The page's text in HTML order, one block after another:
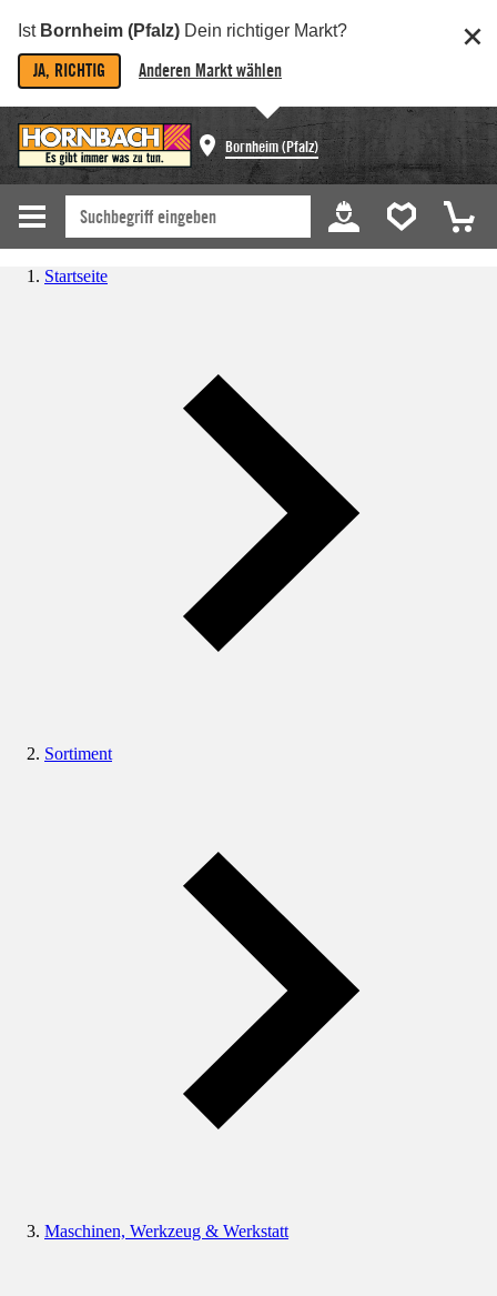
Ist Bornheim (Pfalz) Dein richtiger Markt?
JA, RICHTIG Anderen Markt wählen
Bornheim (Pfalz)
Startseite
Sortiment
Maschinen, Werkzeug & Werkstatt